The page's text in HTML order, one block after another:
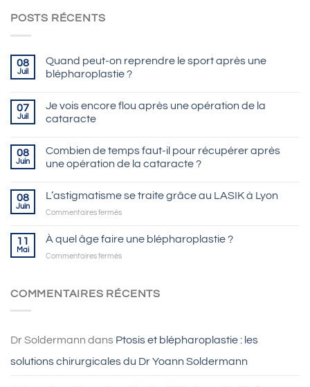
POSTS RÉCENTS
08
Juil
Quand peut-on reprendre le sport après une
blépharoplastie ?
07
Juil
Je vois encore flou après une opération de la
cataracte
08
Juin
Combien de temps faut-il pour récupérer après
une opération de la cataracte ?
08
Juin
L’astigmatisme se traite grâce au LASIK à Lyon
Commentaires ferméssur
grâce
à
11
Mai
À quel âge faire une blépharoplastie ?
Commentaires ferméssur
âge
?
COMMENTAIRES RÉCENTS
Dr Soldermann dans Ptosis et blépharoplastie : les
solutions chirurgicales du Dr Yoann Soldermann